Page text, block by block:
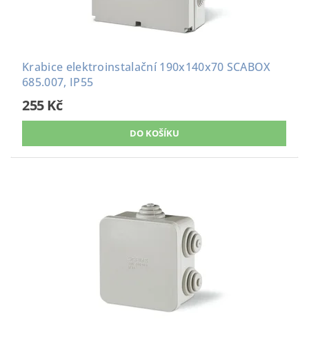
Krabice elektroinstalační 190x140x70 SCABOX
685.007, IP55
255 Kč